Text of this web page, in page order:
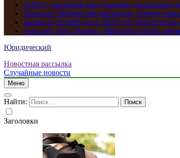
JAMA : серьезный вред экранов для психики
Психолог Абравитова рассказала, почему
Запись в детский сад в 2026 году: как встать в
Одиссей, Аид, Дионис, Афродита и Гера:
Юридический
Новостная рассылка
Случайные новости
Меню
Найти:
Заголовки